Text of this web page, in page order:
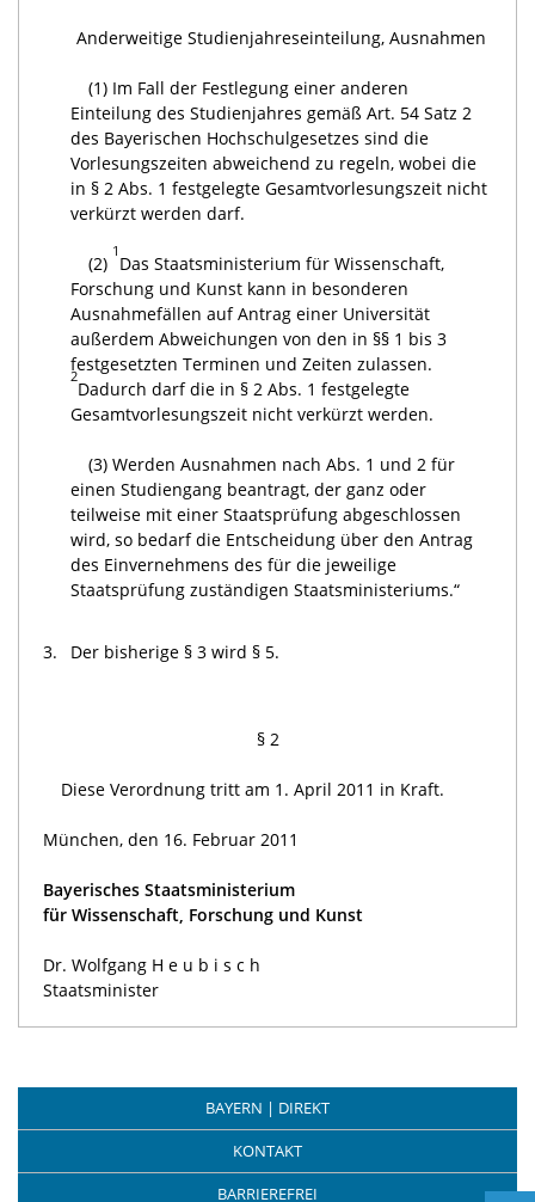
Anderweitige Studienjahreseinteilung, Ausnahmen
(1) Im Fall der Festlegung einer anderen
Einteilung des Studienjahres gemäß Art. 54 Satz 2
des Bayerischen Hochschulgesetzes sind die
Vorlesungszeiten abweichend zu regeln, wobei die
in § 2 Abs. 1 festgelegte Gesamtvorlesungszeit nicht
verkürzt werden darf.
(2)
1
Das Staatsministerium für Wissenschaft,
Forschung und Kunst kann in besonderen
Ausnahmefällen auf Antrag einer Universität
außerdem Abweichungen von den in §§ 1 bis 3
festgesetzten Terminen und Zeiten zulassen.
2
Dadurch darf die in § 2 Abs. 1 festgelegte
Gesamtvorlesungszeit nicht verkürzt werden.
(3) Werden Ausnahmen nach Abs. 1 und 2 für
einen Studiengang beantragt, der ganz oder
teilweise mit einer Staatsprüfung abgeschlossen
wird, so bedarf die Entscheidung über den Antrag
des Einvernehmens des für die jeweilige
Staatsprüfung zuständigen Staatsministeriums.“
3. Der bisherige § 3 wird § 5.
§ 2
Diese Verordnung tritt am 1. April 2011 in Kraft.
München, den 16. Februar 2011
Bayerisches Staatsministerium
für Wissenschaft, Forschung und Kunst
Dr. Wolfgang H e u b i s c h
Staatsminister
BAYERN | DIREKT
KONTAKT
BARRIEREFREI